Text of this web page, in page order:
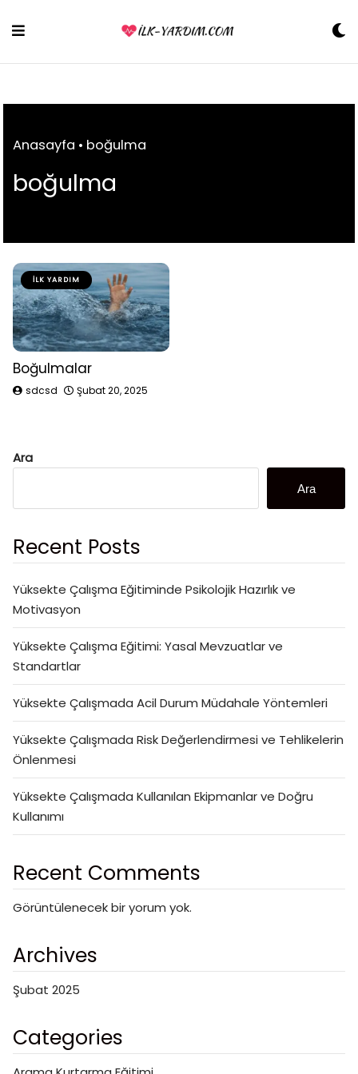
Anasayfa • boğulma
boğulma
İLK YARDIM
Boğulmalar
sdcsd Şubat 20, 2025
Ara
Ara
Recent Posts
Yüksekte Çalışma Eğitiminde Psikolojik Hazırlık ve
Motivasyon
Yüksekte Çalışma Eğitimi: Yasal Mevzuatlar ve
Standartlar
Yüksekte Çalışmada Acil Durum Müdahale Yöntemleri
Yüksekte Çalışmada Risk Değerlendirmesi ve Tehlikelerin
Önlenmesi
Yüksekte Çalışmada Kullanılan Ekipmanlar ve Doğru
Kullanımı
Recent Comments
Görüntülenecek bir yorum yok.
Archives
Şubat 2025
Categories